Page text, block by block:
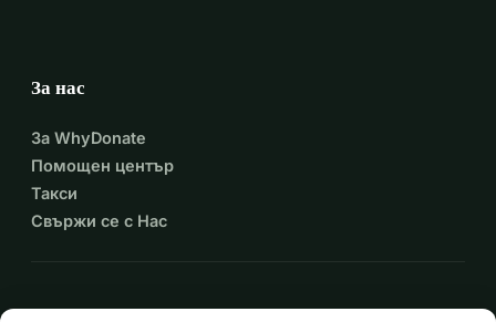
За нас
За WhyDonate
Помощен център
Такси
Свържи се с Нас